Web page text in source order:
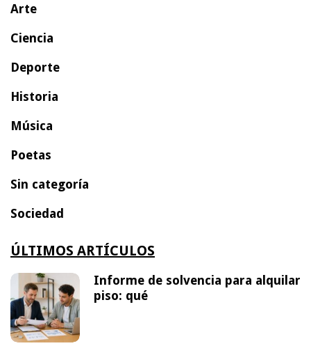
Arte
Ciencia
Deporte
Historia
Música
Poetas
Sin categoría
Sociedad
ÚLTIMOS ARTÍCULOS
Informe de solvencia para alquilar
piso: qué